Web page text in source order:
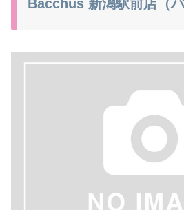
Bacchus 新潟駅前店（バ